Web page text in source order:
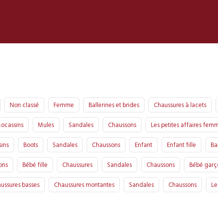
Non classé Femme Ballerines et brides Chaussures à lacets
Mules Sandales Chaussons Les petites affaires
Boots Sandales Chaussons Enfant Enfant fille
Bébé fille Chaussures Sandales Chaussons Bébé
basses Chaussures montantes Sandales Chaussons